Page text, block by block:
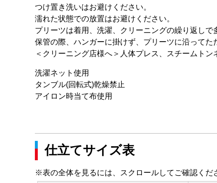
つけ置き洗いはお避けください。
濡れた状態での放置はお避けください。
プリーツは着用、洗濯、クリーニングの繰り返し
保管の際、ハンガーに掛けず、プリーツに沿ってた
＜クリーニング店様へ＞人体プレス、スチームト
洗濯ネット使用
タンブル(回転式)乾燥禁止
アイロン時当て布使用
仕立てサイズ表
※表の全体を見るには、スクロールしてご確認くだ